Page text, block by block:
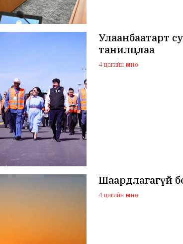
Улаанбаатарт
танилцлаа
4 цагийн өмнө
Шаардлагагүй
4 цагийн өмнө